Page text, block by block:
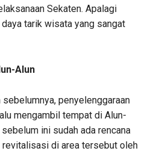
Sekaten. Apalagi
tarik wisata yang sangat
Alun
penyelenggaraan
mengambil tempat di Alun-
ini sudah ada rencana
revitalisasi di area tersebut oleh